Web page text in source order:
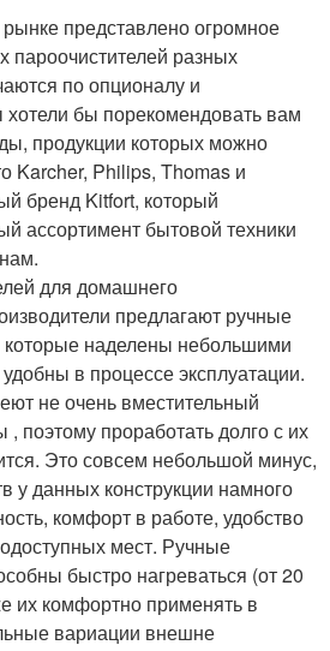
представлено огромное
пароочистителей разных
по опционалу и
бы порекомендовать вам
продукции которых можно
Karcher, Philips, Thomas и
бренд Kitfort, который
ассортимент бытовой техники
для домашнего
предлагают ручные
наделены небольшими
в процессе эксплуатации.
не очень вместительный
, поэтому проработать долго с их
Это совсем небольшой минус,
у данных конструкции намного
комфорт в работе, удобство
мест. Ручные
быстро нагреваться (от 20
их комфортно применять в
вариации внешне